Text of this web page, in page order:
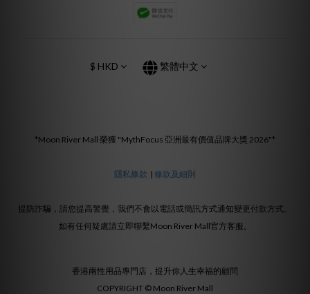
$ HKD 繁體中文
*Moon River Mall 榮獲 "MythFocus 亞洲最有價值品牌大獎 2026"*
隱私條款 | 條款及細則
提防詐騙，請您提高警覺，我們不會以電話或簡訊方式通知變更付款方式。
如有任何疑慮請立即聯繫Moon River Mall官方客服。
香港兩性用品專門店，提升你人生幸福的顧問
COPYRIGHT © Moon River Mall